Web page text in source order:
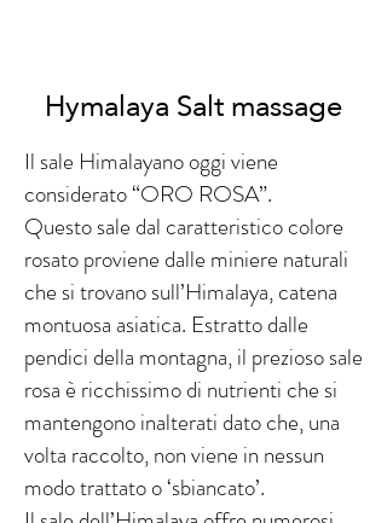
Hymalaya Salt massage
Il sale Himalayano oggi viene
considerato “ORO ROSA”.
Questo sale dal caratteristico colore
rosato proviene dalle miniere naturali
che si trovano sull’Himalaya, catena
montuosa asiatica. Estratto dalle
pendici della montagna, il prezioso sale
rosa è ricchissimo di nutrienti che si
mantengono inalterati dato che, una
volta raccolto, non viene in nessun
modo trattato o ‘sbiancato’.